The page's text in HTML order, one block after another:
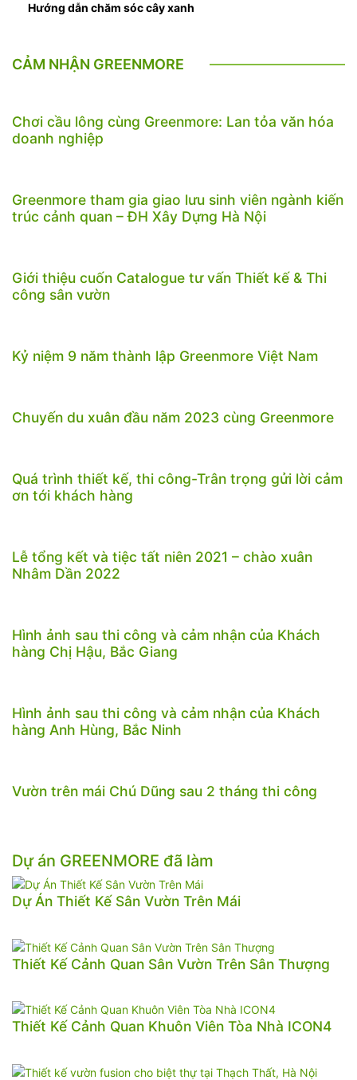
Hướng dẫn chăm sóc cây xanh
CẢM NHẬN GREENMORE
Chơi cầu lông cùng Greenmore: Lan tỏa văn hóa
doanh nghiệp
Greenmore tham gia giao lưu sinh viên ngành kiến
trúc cảnh quan – ĐH Xây Dựng Hà Nội
Giới thiệu cuốn Catalogue tư vấn Thiết kế & Thi
công sân vườn
Kỷ niệm 9 năm thành lập Greenmore Việt Nam
Chuyến du xuân đầu năm 2023 cùng Greenmore
Quá trình thiết kế, thi công-Trân trọng gửi lời cảm
ơn tới khách hàng
Lễ tổng kết và tiệc tất niên 2021 – chào xuân
Nhâm Dần 2022
Hình ảnh sau thi công và cảm nhận của Khách
hàng Chị Hậu, Bắc Giang
Hình ảnh sau thi công và cảm nhận của Khách
hàng Anh Hùng, Bắc Ninh
Vườn trên mái Chú Dũng sau 2 tháng thi công
Dự án GREENMORE đã làm
Dự Án Thiết Kế Sân Vườn Trên Mái
Thiết Kế Cảnh Quan Sân Vườn Trên Sân Thượng
Thiết Kế Cảnh Quan Khuôn Viên Tòa Nhà ICON4